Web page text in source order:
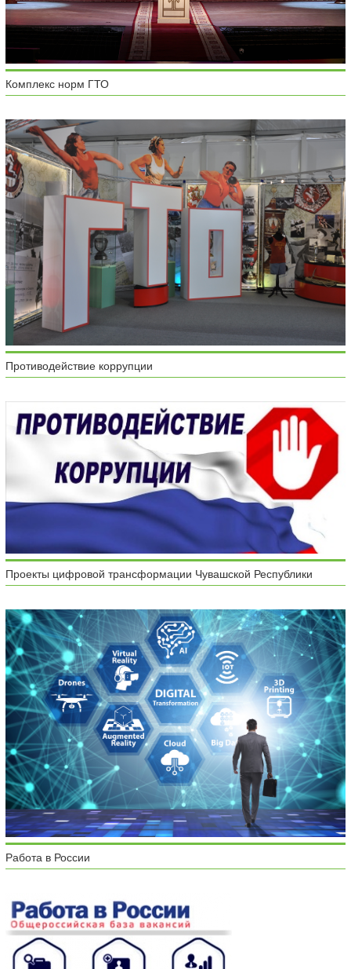
Комплекс норм ГТО
Противодействие коррупции
Проекты цифровой трансформации Чувашской Республики
Работа в России